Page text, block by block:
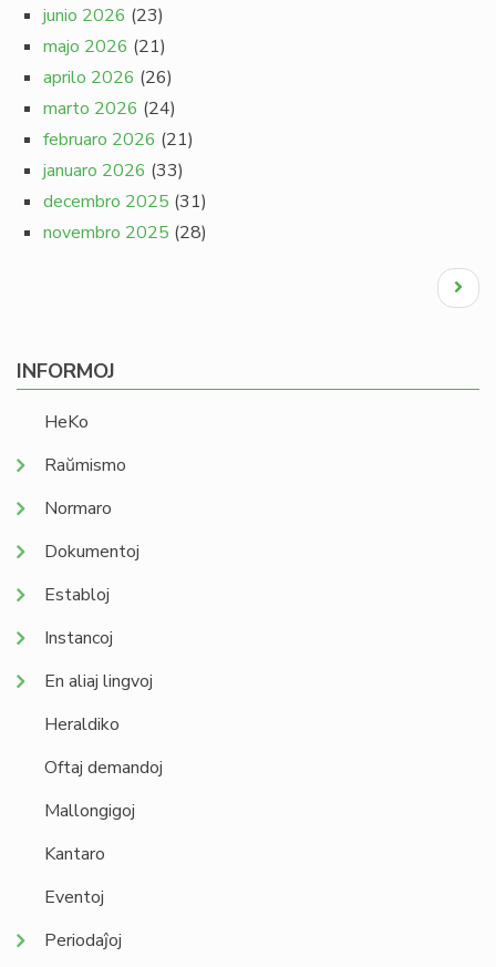
junio 2026 (23)
majo 2026 (21)
aprilo 2026 (26)
marto 2026 (24)
februaro 2026 (21)
januaro 2026 (33)
decembro 2025 (31)
novembro 2025 (28)
Next
page
INFORMOJ
HeKo
Raŭmismo
Normaro
Dokumentoj
Establoj
Instancoj
En aliaj lingvoj
Heraldiko
Oftaj demandoj
Mallongigoj
Kantaro
Eventoj
Periodaĵoj